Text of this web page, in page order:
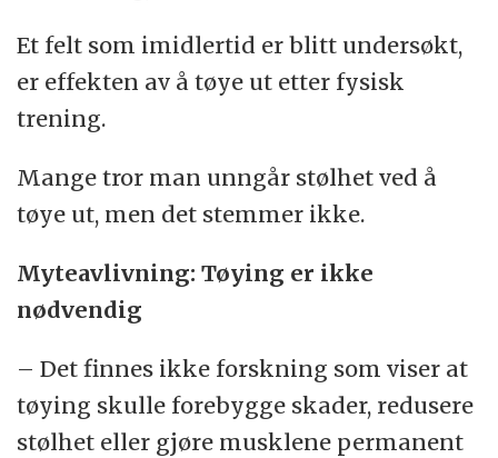
Et felt som imidlertid er blitt undersøkt,
er effekten av å tøye ut etter fysisk
trening.
Mange tror man unngår stølhet ved å
tøye ut, men det stemmer ikke.
Myteavlivning: Tøying er ikke
nødvendig
– Det finnes ikke forskning som viser at
tøying skulle forebygge skader, redusere
stølhet eller gjøre musklene permanent